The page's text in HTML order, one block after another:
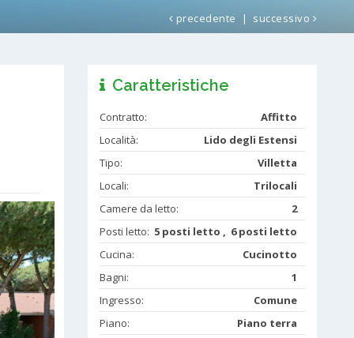
precedente | successivo
Caratteristiche
Contratto:
Affitto
Località:
Lido degli Estensi
Tipo:
Villetta
Locali:
Trilocali
Camere da letto:
2
Posti letto: 5 posti letto , 6 posti letto
Cucina:
Cucinotto
Bagni:
1
Ingresso:
Comune
Piano:
Piano terra